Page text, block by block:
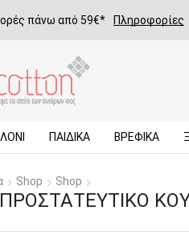
πάνω από 59€* Πληροφορίες
ΠΑΙΔΙΚΆ ΒΡΕΦΙΚΆ
Shop Shop